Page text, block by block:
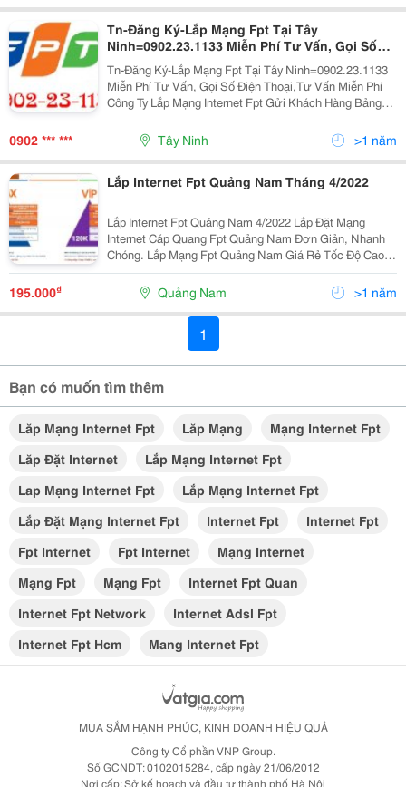
Tn-Đăng Ký-Lắp Mạng Fpt Tại Tây
Ninh=0902.23.1133 Miễn Phí Tư Vấn, Gọi Số
Điện Thoại,Tư Vấn Miễn Phí
Tn-Đăng Ký-Lắp Mạng Fpt Tại Tây Ninh=0902.23.1133
Miễn Phí Tư Vấn, Gọi Số Điện Thoại,Tư Vấn Miễn Phí
Công Ty Lắp Mạng Internet Fpt Gửi Khách Hàng Bảng
Báo Giá Rẻ Nhất Khuyến Mãi Nhiều Nhất Hỗ Trợ, Tư
Vấn Trực Tiếp Mr Vĩnh - Cán Bộ Kinh Do
0902 *** *** Tây Ninh >1 năm
Lắp Internet Fpt Quảng Nam Tháng 4/2022
Lắp Internet Fpt Quảng Nam 4/2022 Lắp Đặt Mạng
Internet Cáp Quang Fpt Quảng Nam Đơn Giản, Nhanh
Chóng. Lắp Mạng Fpt Quảng Nam Giá Rẻ Tốc Độ Cao,
Đa Dạng Các Gói Cước Wifi Fpt Phù Hợp Với Từng Đối
Tượng Sử Dụng. Liên Hệ Dịch Vụ Lắp Mạng Internet
195.000₫ Quảng Nam >1 năm
1
Bạn có muốn tìm thêm
Lăp Mạng Internet Fpt Lăp Mạng
Mạng Internet Fpt
Lăp Đặt Internet
Lắp Mạng Internet Fpt
Lap Mạng Internet Fpt
Lắp Mạng Internet Fpt
Lắp Đặt Mạng Internet Fpt
Internet Fpt
Internet Fpt
Fpt Internet
Fpt Internet
Mạng Internet
Mạng Fpt
Mạng Fpt
Internet Fpt Quan
Internet Fpt Network
Internet Adsl Fpt
Internet Fpt Hcm
Mang Internet Fpt
MUA SẮM HẠNH PHÚC, KINH DOANH HIỆU QUẢ
Công ty Cổ phần VNP Group.
Số GCNDT: 0102015284, cấp ngày 21/06/2012
Nơi cấp: Sở kế hoạch và đầu tư thành phố Hà Nội